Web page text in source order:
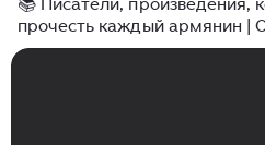
прочесть каждый армянин |